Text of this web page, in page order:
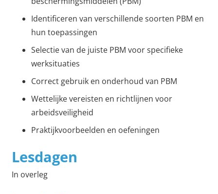
Identificeren van verschillende soorten PBM en
hun toepassingen
Selectie van de juiste PBM voor specifieke
werksituaties
Correct gebruik en onderhoud van PBM
Wettelijke vereisten en richtlijnen voor
arbeidsveiligheid
Praktijkvoorbeelden en oefeningen
Lesdagen
In overleg